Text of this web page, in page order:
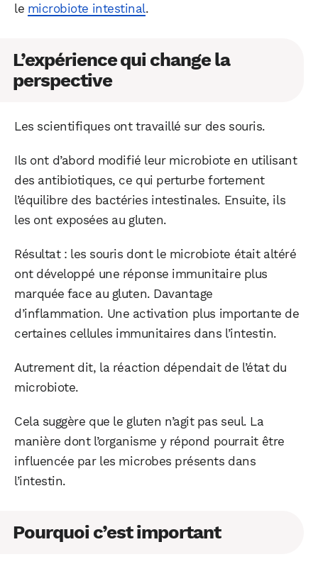
le microbiote intestinal.
L’expérience qui change la
perspective
Les scientifiques ont travaillé sur des souris.
Ils ont d’abord modifié leur microbiote en utilisant
des antibiotiques, ce qui perturbe fortement
l’équilibre des bactéries intestinales. Ensuite, ils
les ont exposées au gluten.
Résultat : les souris dont le microbiote était altéré
ont développé une réponse immunitaire plus
marquée face au gluten. Davantage
d’inflammation. Une activation plus importante de
certaines cellules immunitaires dans l’intestin.
Autrement dit, la réaction dépendait de l’état du
microbiote.
Cela suggère que le gluten n’agit pas seul. La
manière dont l’organisme y répond pourrait être
influencée par les microbes présents dans
l’intestin.
Pourquoi c’est important